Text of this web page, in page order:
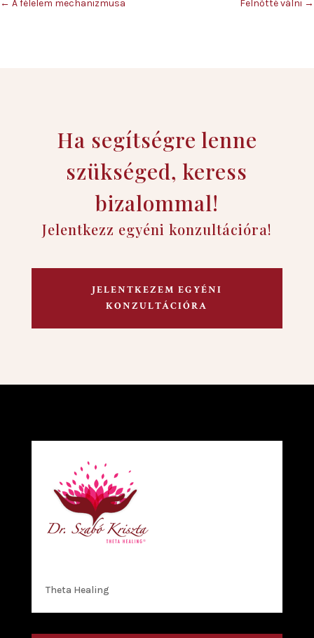
← A félelem mechanizmusa Felnőtté válni →
Ha segítségre lenne
szükséged, keress
bizalommal!
Jelentkezz egyéni konzultációra!
JELENTKEZEM EGYÉNI
KONZULTÁCIÓRA
Theta Healing